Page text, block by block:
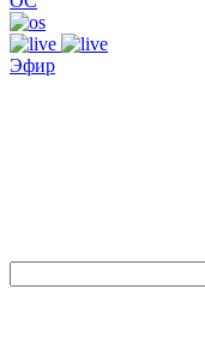
Эфир